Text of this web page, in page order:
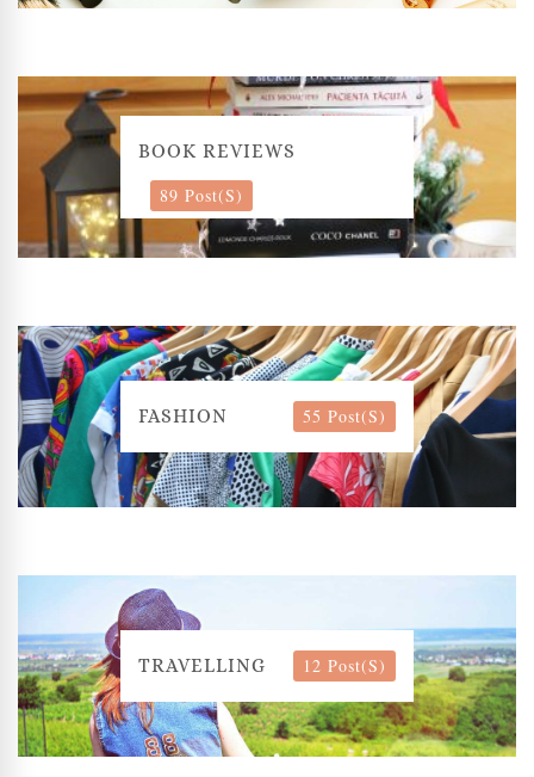
BOOK REVIEWS
89 Post(s)
FASHION 55 Post(s)
TRAVELLING 12 Post(s)